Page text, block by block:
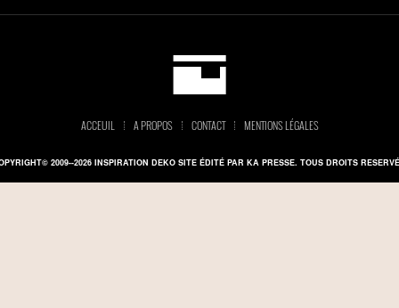
ACCEUIL A PROPOS CONTACT MENTIONS LÉGALES
2009--2026 INSPIRATION DEKO SITE ÉDITÉ PAR KA PRESSE. TOUS DROITS